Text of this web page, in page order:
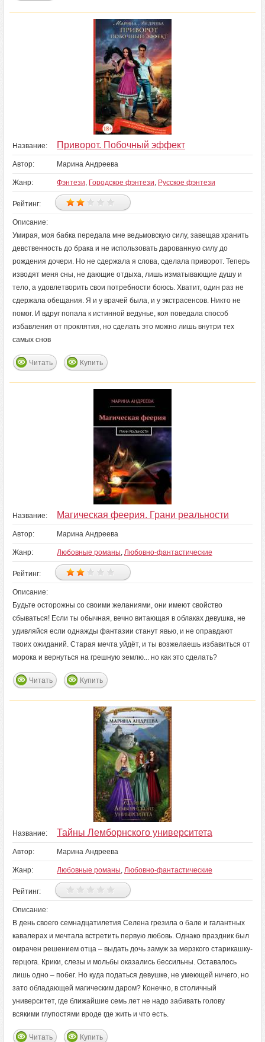
Название: Приворот. Побочный эффект
Автор: Марина Андреева
Жанр: Фэнтези, Городское фэнтези, Русское фэнтези
Рейтинг:
Описание:
Умирая, моя бабка передала мне ведьмовскую силу, завещав хранить
девственность до брака и не использовать дарованную силу до
рождения дочери. Но не сдержала я слова, сделала приворот. Теперь
изводят меня сны, не дающие отдыха, лишь изматывающие душу и
тело, а удовлетворить свои потребности боюсь. Хватит, один раз не
сдержала обещания. Я и у врачей была, и у экстрасенсов. Никто не
помог. И вдруг попала к истинной ведунье, коя поведала способ
избавления от проклятия, но сделать это можно лишь внутри тех
самых снов
Читать Купить
Название: Магическая феерия. Грани реальности
Автор: Марина Андреева
Жанр: Любовные романы, Любовно-фантастические
Рейтинг:
Описание:
Будьте осторожны со своими желаниями, они имеют свойство
сбываться! Если ты обычная, вечно витающая в облаках девушка, не
удивляйся если однажды фантазии станут явью, и не оправдают
твоих ожиданий. Старая мечта уйдёт, и ты возжелаешь избавиться от
морока и вернуться на грешную землю... но как это сделать?
Читать Купить
Название: Тайны Лемборнского университета
Автор: Марина Андреева
Жанр: Любовные романы, Любовно-фантастические
Рейтинг:
Описание:
В день своего семнадцатилетия Селена грезила о бале и галантных
кавалерах и мечтала встретить первую любовь. Однако праздник был
омрачен решением отца – выдать дочь замуж за мерзкого старикашку-
герцога. Крики, слезы и мольбы оказались бессильны. Оставалось
лишь одно – побег. Но куда податься девушке, не умеющей ничего, но
зато обладающей магическим даром? Конечно, в столичный
университет, где ближайшие семь лет не надо забивать голову
всякими глупостями вроде где жить и что есть.
Читать Купить